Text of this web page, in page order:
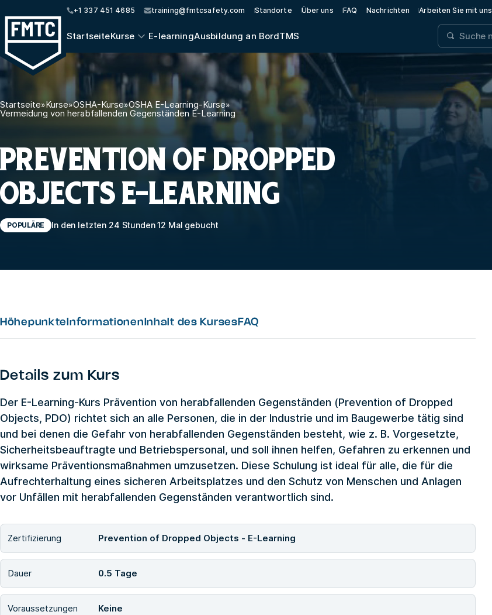
+1 337 451 4685 training@fmtcsafety.com Standorte Über uns FAQ Nachrichten Arbeiten Sie mit uns
StartseiteKurse E-learningAusbildung an BordTMS
Startseite»Kurse»OSHA-Kurse»OSHA E-Learning-Kurse»
Vermeidung von herabfallenden Gegenständen E-Learning
PREVENTION OF DROPPED
OBJECTS E-LEARNING
POPULÄRE In den letzten 24 Stunden 12 Mal gebucht
Höhepunkte Informationen Inhalt des Kurses FAQ
Details zum Kurs
Der E-Learning-Kurs Prävention von herabfallenden Gegenständen (Prevention of Dropped
Objects, PDO) richtet sich an alle Personen, die in der Industrie und im Baugewerbe tätig sind
und bei denen die Gefahr von herabfallenden Gegenständen besteht, wie z. B. Vorgesetzte,
Sicherheitsbeauftragte und Betriebspersonal, und soll ihnen helfen, Gefahren zu erkennen und
wirksame Präventionsmaßnahmen umzusetzen. Diese Schulung ist ideal für alle, die für die
Aufrechterhaltung eines sicheren Arbeitsplatzes und den Schutz von Menschen und Anlagen
vor Unfällen mit herabfallenden Gegenständen verantwortlich sind.
Zertifizierung Prevention of Dropped Objects - E-Learning
Dauer 0.5 Tage
Voraussetzungen Keine